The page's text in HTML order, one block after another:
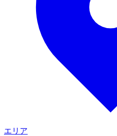
エリア